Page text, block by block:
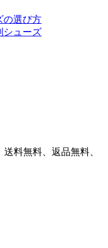
の選び方
シューズ
料無料、返品無料、